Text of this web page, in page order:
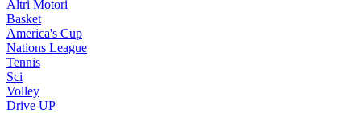
Altri Motori
Basket
America's Cup
Nations League
Tennis
Sci
Volley
Drive UP